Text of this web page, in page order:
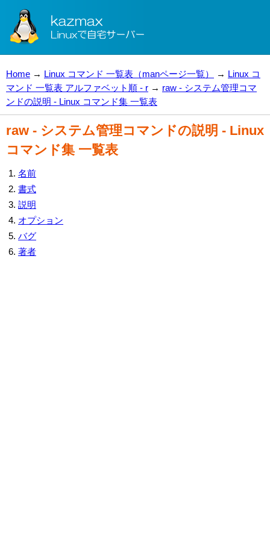
Home → Linux コマンド 一覧表（manページ一覧） → Linux コ
マンド 一覧表 アルファベット順 - r → raw - システム管理コマ
ンドの説明 - Linux コマンド集 一覧表
raw - システム管理コマンドの説明 - Linux
コマンド集 一覧表
名前
書式
説明
オプション
バグ
著者